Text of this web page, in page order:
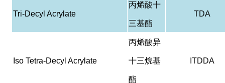
Tri-Decyl Acrylate
丙烯酸十
三基酯
TDA
Iso Tetra-Decyl Acrylate
丙烯酸异
十三烷基
酯
ITDDA